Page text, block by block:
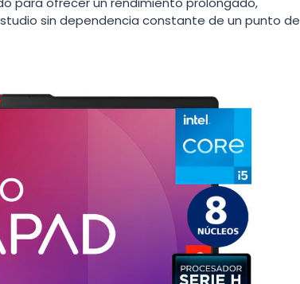
sin dependencia constante de un punto de